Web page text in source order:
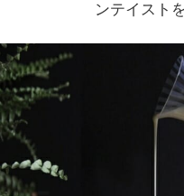
コラムンテイスト